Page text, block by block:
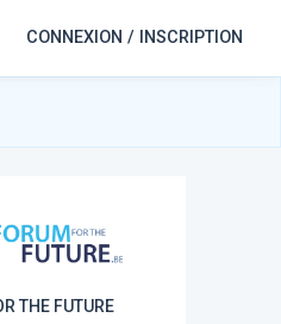
CONNEXION / INSCRIPTION
THE FUTURE